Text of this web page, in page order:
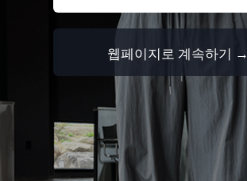
웹페이지로 계속하기 →